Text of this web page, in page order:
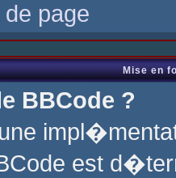
page
Mise en
BBCode ?
est